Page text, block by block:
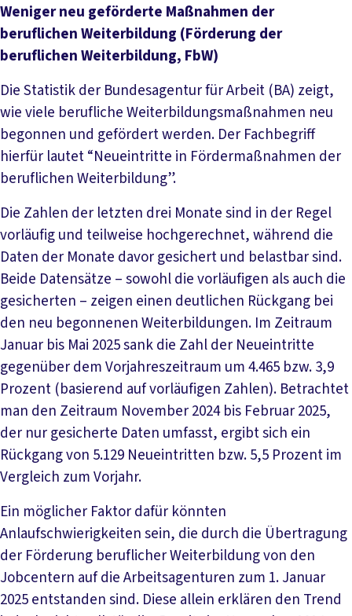
Weniger neu geförderte Maßnahmen der
beruflichen Weiterbildung (Förderung der
beruflichen Weiterbildung, FbW)
Die Statistik der Bundesagentur für Arbeit (BA) zeigt,
wie viele berufliche Weiterbildungsmaßnahmen neu
begonnen und gefördert werden. Der Fachbegriff
hierfür lautet “Neueintritte in Fördermaßnahmen der
beruflichen Weiterbildung”.
Die Zahlen der letzten drei Monate sind in der Regel
vorläufig und teilweise hochgerechnet, während die
Daten der Monate davor gesichert und belastbar sind.
Beide Datensätze – sowohl die vorläufigen als auch die
gesicherten – zeigen einen deutlichen Rückgang bei
den neu begonnenen Weiterbildungen. Im Zeitraum
Januar bis Mai 2025 sank die Zahl der Neueintritte
gegenüber dem Vorjahreszeitraum um 4.465 bzw. 3,9
Prozent (basierend auf vorläufigen Zahlen). Betrachtet
man den Zeitraum November 2024 bis Februar 2025,
der nur gesicherte Daten umfasst, ergibt sich ein
Rückgang von 5.129 Neueintritten bzw. 5,5 Prozent im
Vergleich zum Vorjahr.
Ein möglicher Faktor dafür könnten
Anlaufschwierigkeiten sein, die durch die Übertragung
der Förderung beruflicher Weiterbildung von den
Jobcentern auf die Arbeitsagenturen zum 1. Januar
2025 entstanden sind. Diese allein erklären den Trend